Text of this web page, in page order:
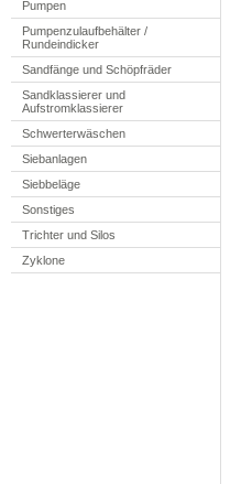
Pumpen
Pumpenzulaufbehälter /
Rundeindicker
Sandfänge und Schöpfräder
Sandklassierer und
Aufstromklassierer
Schwerterwäschen
Siebanlagen
Siebbeläge
Sonstiges
Trichter und Silos
Zyklone